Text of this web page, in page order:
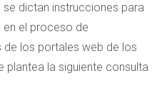
dictan instrucciones para
en el proceso de
los portales web de los
plantea la siguiente consulta